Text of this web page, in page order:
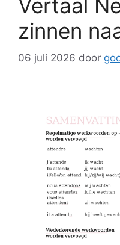
Vertaal
zinnen
06 juli 2026 door